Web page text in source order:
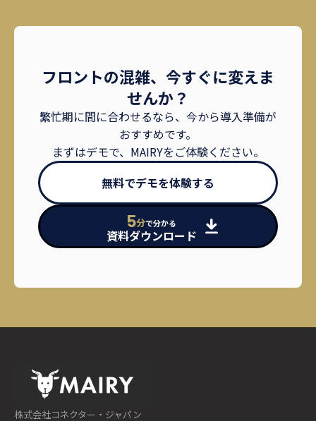
フロントの混雑、今すぐに変えま
せんか？
繁忙期に間に合わせるなら、今から導入準備が
おすすめです。
まずはデモで、MAIRYをご体験ください。
無料でデモを体験する
5分で分かる
資料ダウンロード
株式会社コネクター・ジャパン